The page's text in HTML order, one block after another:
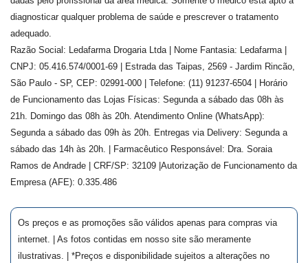
diagnosticar qualquer problema de saúde e prescrever o tratamento
adequado.
Razão Social: Ledafarma Drogaria Ltda | Nome Fantasia: Ledafarma |
CNPJ: 05.416.574/0001-69 | Estrada das Taipas, 2569 - Jardim Rincão,
São Paulo - SP, CEP: 02991-000 | Telefone: (11) 91237-6504 | Horário
de Funcionamento das Lojas Físicas: Segunda a sábado das 08h às
21h. Domingo das 08h às 20h. Atendimento Online (WhatsApp):
Segunda a sábado das 09h às 20h. Entregas via Delivery: Segunda a
sábado das 14h às 20h. | Farmacêutico Responsável: Dra. Soraia
Ramos de Andrade
| CRF/SP: 32109 |Autorização de Funcionamento da
Empresa (AFE): 0.335.486
Os preços e as promoções são válidos apenas para compras via
internet. | As fotos contidas em nosso site são meramente
ilustrativas. | *Preços e disponibilidade sujeitos a alterações no